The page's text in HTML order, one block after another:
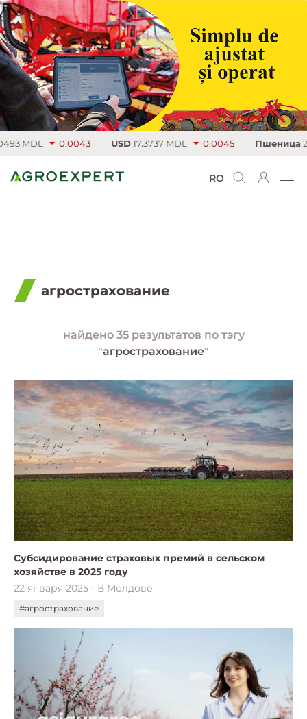
0.0043 USD 17.3737 MDL 0.0045 Пшеница224.25 €/
RO
агрострахование
найдено 35 результатов по тэгу
"агрострахование"
Субсидирование страховых премий в сельском
хозяйстве в 2025 году
22 января 2025 - В Молдове
#агрострахование